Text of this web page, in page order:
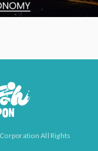
All Rights